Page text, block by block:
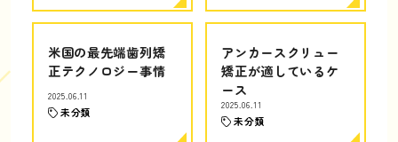
米国の最先端歯列矯
正テクノロジー事情
2025.06.11
未分類
アンカースクリュー
矯正が適しているケ
ース
2025.06.11
未分類